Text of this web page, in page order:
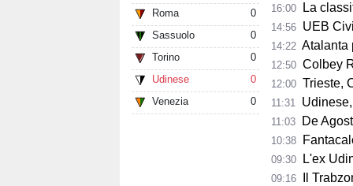
Roma
0
Sassuolo
0
Torino
0
Udinese
0
Venezia
0
16:00 La
14:56 UEB
14:22 Atalanta
12:50 Colbey
12:00 Trieste,
11:31 Udinese,
11:03 De
10:38
09:30 L'ex
09:16 Il